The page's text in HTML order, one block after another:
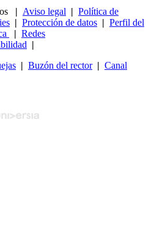
| Aviso legal | Política de
| Protección de datos | Perfil del
| Redes
|
| Buzón del rector| Canal